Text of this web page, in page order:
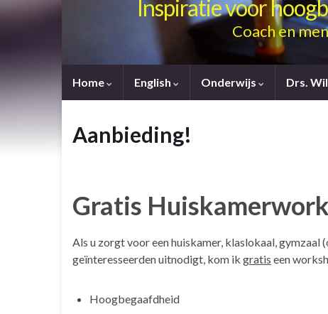
Inspiratie voor
Coach en
Home English Onderwijs Drs.
Aanbieding!
Gratis
Als u zorgt voor een huiskamer, klaslokaal, gymzaal
geïnteresseerden uitnodigt, kom ik gratis een
Hoogbegaafdheid